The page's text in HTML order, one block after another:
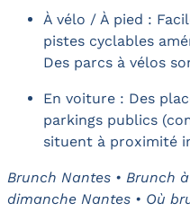
À vélo / À pied :
pistes cyclables
Des parcs à vélos
En voiture : Des
parkings publics
situent à proximité
Brunch Nantes • Brunch
dimanche Nantes • Où